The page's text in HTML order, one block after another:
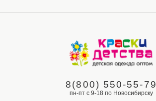
8(800) 550-55-79
пн-пт с 9-18 по Новосибирску